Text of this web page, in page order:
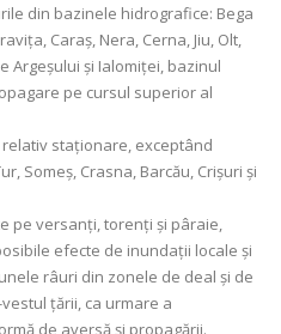
din bazinele hidrografice: Bega
Caraş, Nera, Cerna, Jiu, Olt,
Argeşului şi Ialomiței, bazinul
pe cursul superior al
staționare, exceptând
Someş, Crasna, Barcău, Crişuri şi
pe versanți, torenți şi pâraie,
efecte de inundații locale şi
râuri din zonele de deal și de
țării, ca urmare a
de aversă și propagării.